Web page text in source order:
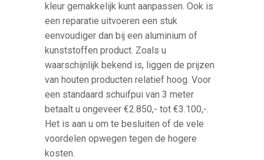
kleur gemakkelijk kunt aanpassen. Ook is
een reparatie uitvoeren een stuk
eenvoudiger dan bij een aluminium of
kunststoffen product. Zoals u
waarschijnlijk bekend is, liggen de prijzen
van houten producten relatief hoog. Voor
een standaard schuifpui van 3 meter
betaalt u ongeveer €2.850,- tot €3.100,-.
Het is aan u om te besluiten of de vele
voordelen opwegen tegen de hogere
kosten.